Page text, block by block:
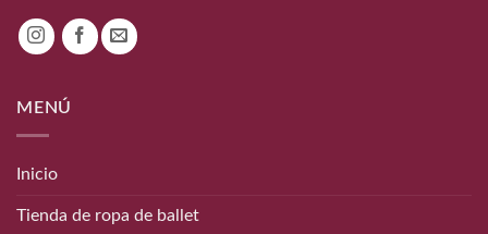
MENÚ
Inicio
Tienda de ropa de ballet